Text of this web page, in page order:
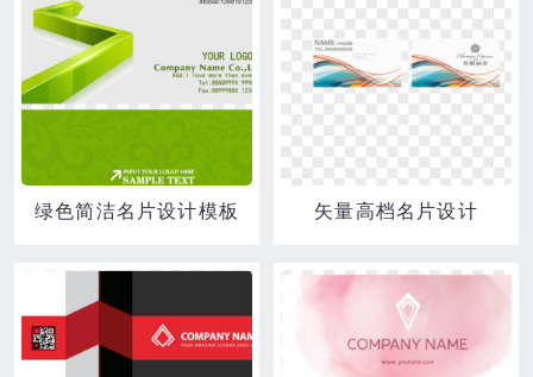
绿色简洁名片设计模板 矢量高档名片设计